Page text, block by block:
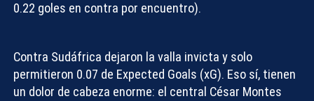
0.22 goles en contra por encuentro).
Contra Sudáfrica dejaron la valla invicta y solo
permitieron 0.07 de Expected Goals (xG). Eso sí, tienen
un dolor de cabeza enorme: el central César Montes